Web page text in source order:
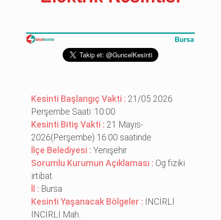
Kesinti Başlangıç Vakti : 21/05 2026
Perşembe Saati :10:00
Kesinti Bitiş Vakti : 21 Mayıs-
2026(Perşembe) 16:00 saatinde
İlçe Belediyesi :Yenişehir
Sorumlu Kurumun Açıklaması : Og fi̇zi̇ki̇
i̇rti̇bat
İl : Bursa
Kesinti Yaşanacak Bölgeler : İNCİRLİ
İNCİRLİ Mah.